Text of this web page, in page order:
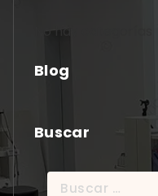
No hay categorías
Blog
Buscar
Buscar: